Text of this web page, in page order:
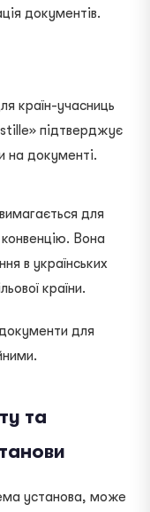
документів.
країн-учасниць
підтверджує
на документі.
для
конвенцію. Вона
в українських
країни.
документи для
та
установа, може